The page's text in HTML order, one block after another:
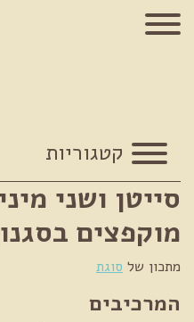
Skip to content
קטגוריות
סייטן ושני
מוקפצים
מתכון של סוגת
המרכיבים